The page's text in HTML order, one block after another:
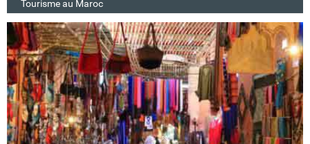
Tourisme au Maroc